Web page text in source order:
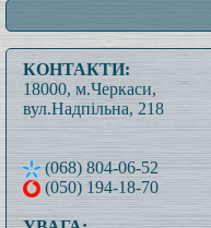
КОНТАКТИ:
18000, м.Черкаси,
вул.Надпільна, 218
(068) 804-06-52
(050) 194-18-70